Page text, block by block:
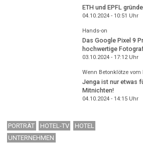
ETH und EPFL
04.10.2024 - 10:51 Uhr
Hands-on
Das Google Pixel 9
hochwertige
03.10.2024 - 17:12Uhr
Wenn Betonklötze
Jenga ist nur etwas
Mitnichten!
04.10.2024 - 14:15Uhr
PORTRÄT HOTEL-TV
HOTEL
UNTERNEHMEN